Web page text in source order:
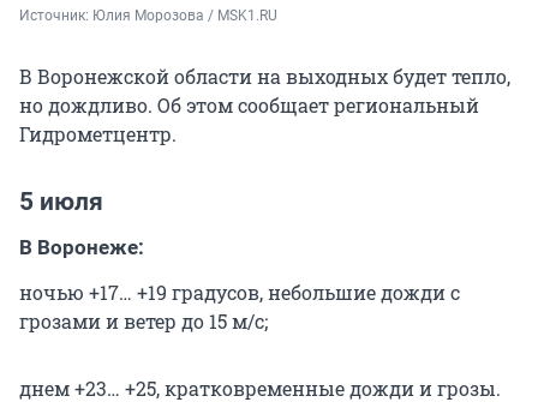
Источник: Юлия Морозова / MSK1.RU
В Воронежской области на выходных будет тепло,
но дождливо. Об этом сообщает региональный
Гидрометцентр.
5 июля
В Воронеже:
ночью +17… +19 градусов, небольшие дожди с
грозами и ветер до 15 м/с;
днем +23… +25, кратковременные дожди и грозы.